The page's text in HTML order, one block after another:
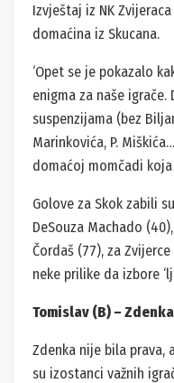
Izvještaj iz NK
domaćina iz Skucana.
‘Opet se je pokazalo
enigma za naše
suspenzijama (bez
Marinkovića, P.
domaćoj momčadi koja
Golove za Skok zabili
DeSouza Machado
Čordaš (77), za
neke prilike da izbore
Tomislav (B) –
Zdenka nije bila prava,
su izostanci važnih